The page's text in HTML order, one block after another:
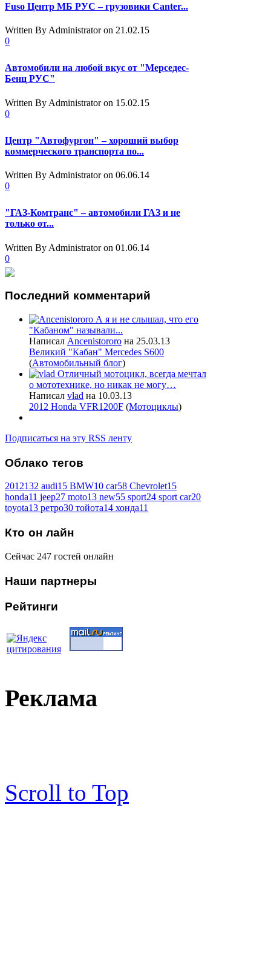
Fuso Центр МБ РУС – грузовики Canter...
Written By Administrator on 21.02.15
0
Автомобили на любой вкус от "Мерседес-
Бенц РУС"
Written By Administrator on 15.02.15
0
Центр "Автофургон" – хороший выбор
коммерческого транспорта по...
Written By Administrator on 06.06.14
0
"ГАЗ-Комтранс" – автомобили ГАЗ и не
только от...
Written By Administrator on 01.06.14
0
Последний комментарий
А я и не слышал, что его
"Кабаном" называли...
Написал Ancenistororo на 25.03.13
Великий "Кабан" Mercedes S600
(Автомобильный блог)
Отличный мотоцикл, всегда мечтал
о мототехнике, но никак не могу…
Написал vlad на 10.03.13
2012 Honda VFR1200F (Мотоциклы)
Подписаться на эту RSS ленту
Облако тегов
2012132 audi15 BMW10 car58 Chevrolet15
honda11 jeep27 moto13 new55 sport24 sport car20
toyota13 ретро30 тойота14 хонда11
Кто он лайн
Сейчас 247 гостей онлайн
Наши партнеры
Рейтинги
Реклама
Scroll to Top